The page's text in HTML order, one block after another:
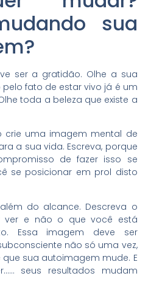
sua
ser a gratidão. Olhe a sua
fato de estar vivo já é um
toda a beleza que existe a
crie uma imagem mental de
a sua vida. Escreva, porque
de fazer isso se
se posicionar em prol disto
do alcance. Descreva o
ver e não o que você está
Essa imagem deve ser
não só uma vez,
sua autoimagem mude. E
seus resultados mudam